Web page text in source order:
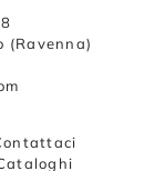
(Ravenna)